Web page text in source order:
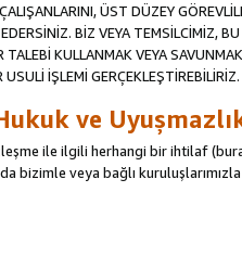
ÜST DÜZEY
BİZ VEYA TEMSİLCİMİZ,
KULLANMAK VEYA
İŞLEMİ GERÇEKLEŞTİREBİLİRİZ.
ve
ile ilgili herhangi bir ihtilaf
bizimle veya bağlı